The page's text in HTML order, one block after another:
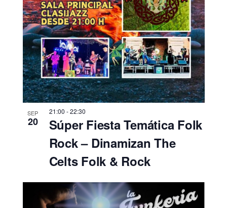
SEP
20
21:00 -22:30
Súper Fiesta Temática Folk
Rock – Dinamizan The
Celts Folk & Rock